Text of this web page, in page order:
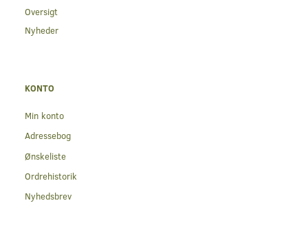
Oversigt
Nyheder
KONTO
Min konto
Adressebog
Ønskeliste
Ordrehistorik
Nyhedsbrev